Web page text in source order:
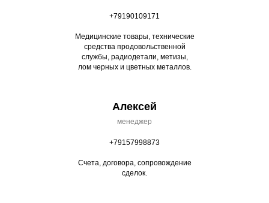
+79190109171
Медицинские товары, технические
средства продовольственной
службы, радиодетали, метизы,
лом черных и цветных металлов.
Алексей
менеджер
+79157998873
Счета, договора, сопровождение
сделок.